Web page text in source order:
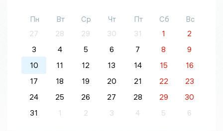
Пн Вт Ср Чт Пт Сб
Вс
27
28 29 30 31 1
2
3
4 5 6 7 8
9
10
11 12 13 14 15
16
17
18 19 20 21 22
23
24
25 26 27 28 29
30
31
1 2 3 4 5 6